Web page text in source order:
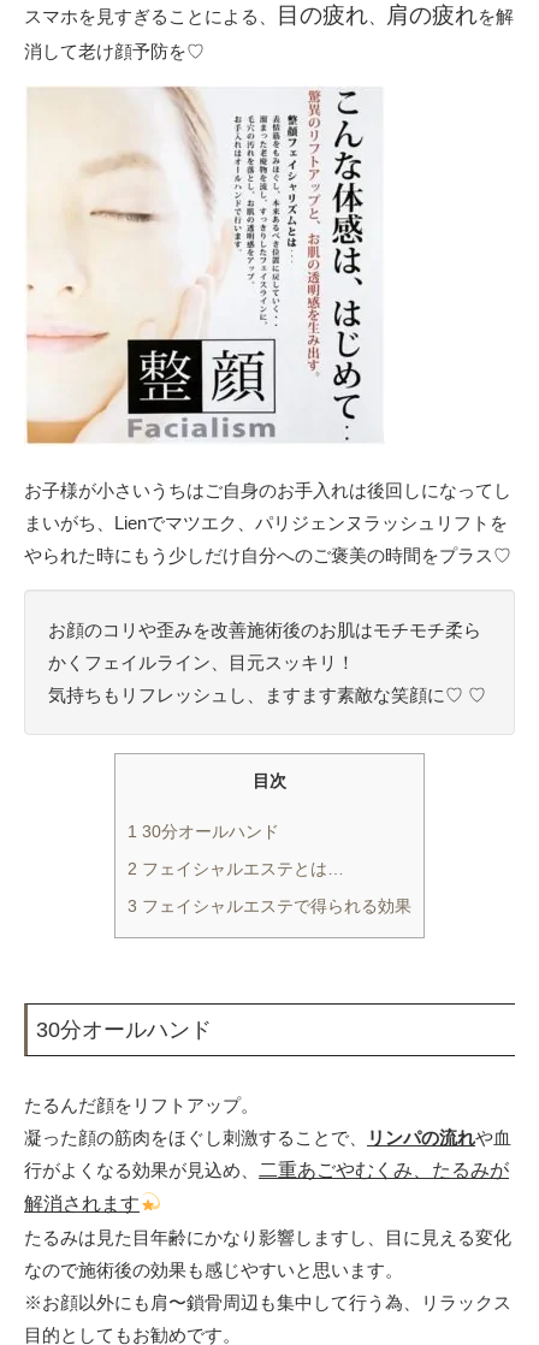
スマホを見すぎることによる、
目の疲れ 肩の疲れを解
消して老け顔予防を♡
お子様が小さいうちはご自身のお手入れは後回しになってし
まいがち、Lienでマツエク、パリジェンヌラッシュリフトを
やられた時にもう少しだけ自分へのご褒美の時間をプラス♡
お顔のコリや歪みを改善施術後のお肌はモチモチ柔ら
かくフェイルライン、目元スッキリ！
気持ちもリフレッシュし、ますます素敵な笑顔に♡ ♡
目次
1 30分オールハンド
2 フェイシャルエステとは…
3 フェイシャルエステで得られる効果
30分オールハンド
たるんだ顔をリフトアップ。
凝った顔の筋肉をほぐし刺激することで、
リンパの流れや血
行がよくなる効果が見込め、
二重あごやむくみ、たるみが
解消されます
たるみは見た目年齢にかなり影響しますし、目に見える変化
なので施術後の効果も感じやすいと思います。
※お顔以外にも肩〜鎖骨周辺も集中して行う為、リラックス
目的としてもお勧めです。